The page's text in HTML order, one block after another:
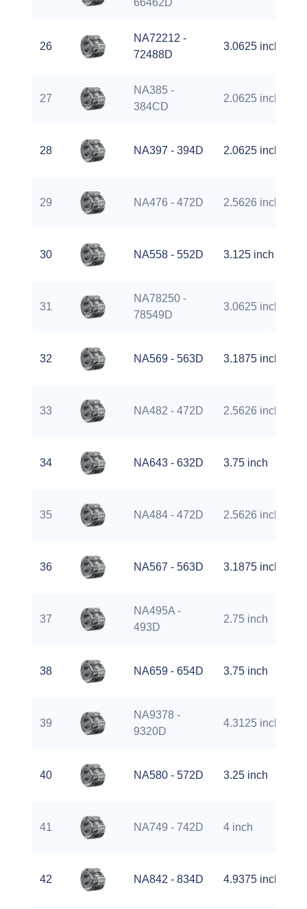
66462D
26
NA72212 -
72488D
3.0625 inch
27
NA385 -
384CD
2.0625 inch
28 NA397 - 394D 2.0625 inch
29 NA476 - 472D 2.5626 inch
30 NA558 - 552D 3.125 inch
31
NA78250 -
78549D
3.0625 inch
32 NA569 - 563D 3.1875 inch
33 NA482 - 472D 2.5626 inch
34 NA643 - 632D 3.75 inch
35 NA484 - 472D 2.5626 inch
36 NA567 - 563D 3.1875 inch
37
NA495A -
493D
2.75 inch
38 NA659 - 654D 3.75 inch
39
NA9378 -
9320D
4.3125 inch
40 NA580 - 572D 3.25 inch
41 NA749 - 742D 4 inch
42 NA842 - 834D 4.9375 inch